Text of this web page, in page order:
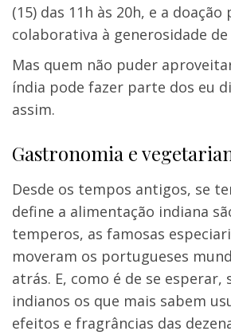
(15) das 11h às 20h, e a
colaborativa à generosidade de
Mas quem não puder
índia pode fazer parte dos eu
assim.
Gastronomia e
Desde os tempos antigos, se
define a alimentação indiana
temperos, as famosas
moveram os portugueses
atrás. E, como é de se esperar,
indianos os que mais sabem
efeitos e fragrâncias das